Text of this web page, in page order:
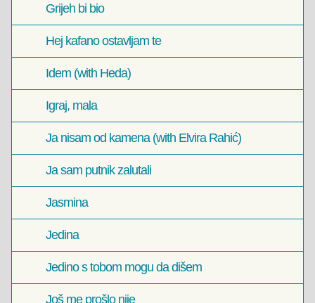
Grijeh bi bio
Hej kafano ostavljam te
Idem (with Heda)
Igraj, mala
Ja nisam od kamena (with Elvira Rahić)
Ja sam putnik zalutali
Jasmina
Jedina
Jedino s tobom mogu da dišem
Još me prošlo nije